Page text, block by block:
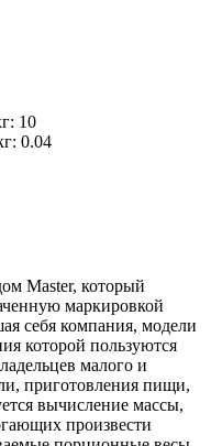
10
0.04
Master, который
маркировкой
себя компания, модели
которой пользуются
малого и
приготовления пищи,
вычисление массы,
произвести